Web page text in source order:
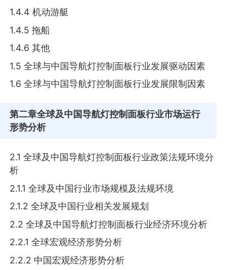
1.4.4 机动游艇
1.4.5 拖船
1.4.6 其他
1.5 全球与中国导航灯控制面板行业发展驱动因素
1.6 全球与中国导航灯控制面板行业发展限制因素
第二章全球及中国导航灯控制面板行业市场运行
形势分析
2.1 全球及中国导航灯控制面板行业政策法规环境分
析
2.1.1 全球及中国行业市场规模及法规环境
2.1.2 全球及中国行业相关发展规划
2.2 全球及中国导航灯控制面板行业经济环境分析
2.2.1 全球宏观经济形势分析
2.2.2 中国宏观经济形势分析